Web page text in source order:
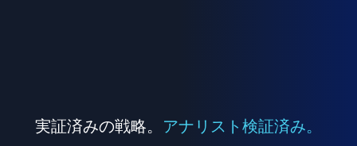
実証済みの戦略。 アナリスト検証済み。